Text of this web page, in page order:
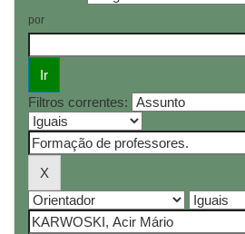
por
Filtros correntes: